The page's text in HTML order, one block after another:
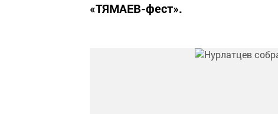
«ТЯМАЕВ-фест».